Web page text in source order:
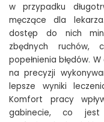
w przypadku
męczące dla
dostęp do nich
zbędnych ruchów,
popełnienia błędów.
na precyzji
lepsze wyniki
Komfort pracy
gabinecie, co